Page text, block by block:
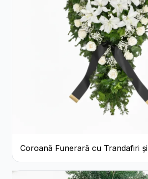
Coroană Funerară cu Trandafiri și
Crini